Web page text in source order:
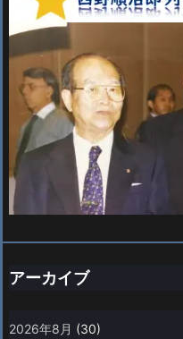
アーカイブ
2026年8月 (30)